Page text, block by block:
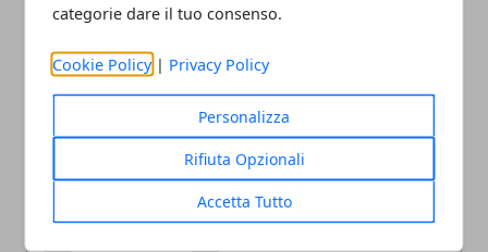
categorie dare il tuo consenso.
Cookie Policy | Privacy Policy
Personalizza
Rifiuta Opzionali
Accetta Tutto
Redazione